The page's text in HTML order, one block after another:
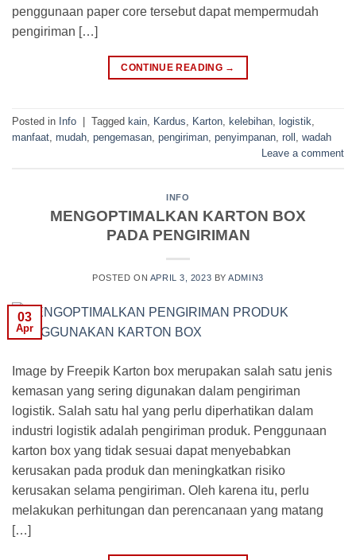
penggunaan paper core tersebut dapat mempermudah
pengiriman […]
CONTINUE READING →
Posted in Info Tagged kain, Kardus, Karton, kelebihan, logistik,
manfaat, mudah, pengemasan, pengiriman, penyimpanan, roll , wadah
Leave a comment
INFO
MENGOPTIMALKAN KARTON BOX
PADA PENGIRIMAN
POSTED ON APRIL 3, 2023 BYADMIN3
03
Apr
Image by Freepik Karton box merupakan salah satu jenis
kemasan yang sering digunakan dalam pengiriman
logistik. Salah satu hal yang perlu diperhatikan dalam
industri logistik adalah pengiriman produk. Penggunaan
karton box yang tidak sesuai dapat menyebabkan
kerusakan pada produk dan meningkatkan risiko
kerusakan selama pengiriman. Oleh karena itu, perlu
melakukan perhitungan dan perencanaan yang matang
[…]